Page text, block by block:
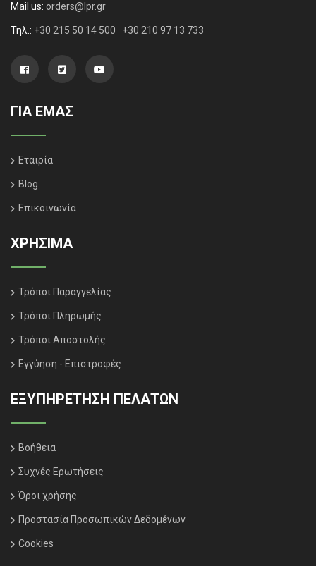
Mail us: orders@lpr.gr
Τηλ.: +30 215 50 14 500 +30 210 97 13 733
ΓΙΑ ΕΜΑΣ
Εταιρία
Blog
Επικοινωνία
ΧΡΗΣΙΜΑ
Τρόποι Παραγγελίας
Τρόποι Πληρωμής
Τρόποι Αποστολής
Εγγύηση - Επιστροφές
ΕΞΥΠΗΡΈΤΗΣΗ ΠΕΛΑΤΏΝ
Βοήθεια
Συχνές Ερωτήσεις
Όροι χρήσης
Προστασία Προσωπικών Δεδομένων
Cookies